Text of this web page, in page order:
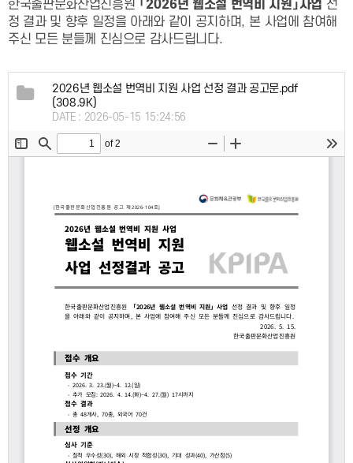
한국출판문화산업진흥원 「 2026년 웹소설 번역비 지원」사업 선
정 결과 및 향후 일정을 아래와 같이 공지하며, 본 사업에 참여해
주신 모든 분들께 진심으로 감사드립니다.
2026년 웹소설 번역비 지원 사업 선정 결과 공고문.pdf
(308.9K)
DATE : 2026-05-15 15:24:56